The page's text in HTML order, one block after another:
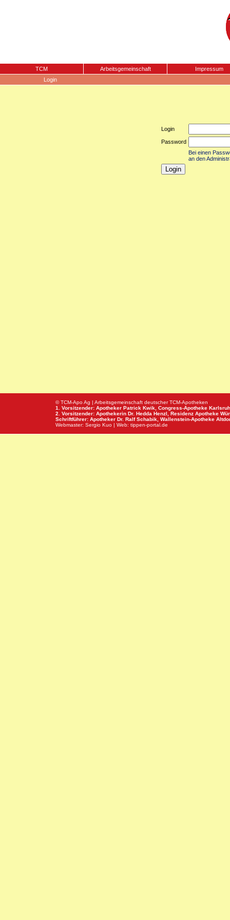
TCM Arbeitsgemeinschaft
Impressum
Login
Login
Password
Bei einen
an den
© TCM-Apo Ag | Arbeitsgemeinschaft deutscher TCM-Apotheken
1. Vorsitzender: Apotheker Patrick Kwik, Congress-Apotheke
2. Vorsitzender: Apothekerin Dr. Hedda Henzl, Residenz Apotheke
Schriftführer: Apotheker Dr. Ralf Schabik, Wallenstein-Apotheke
Webmaster: Sergio Kuo | Web: tippen-portal.de